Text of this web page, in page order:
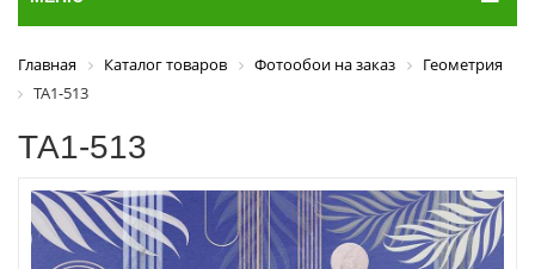
Главная Каталог товаров Фотообои на заказ
Геометрия
ТА1-513
ТА1-513